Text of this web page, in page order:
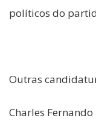
políticos do
Outras
Charles Fernando